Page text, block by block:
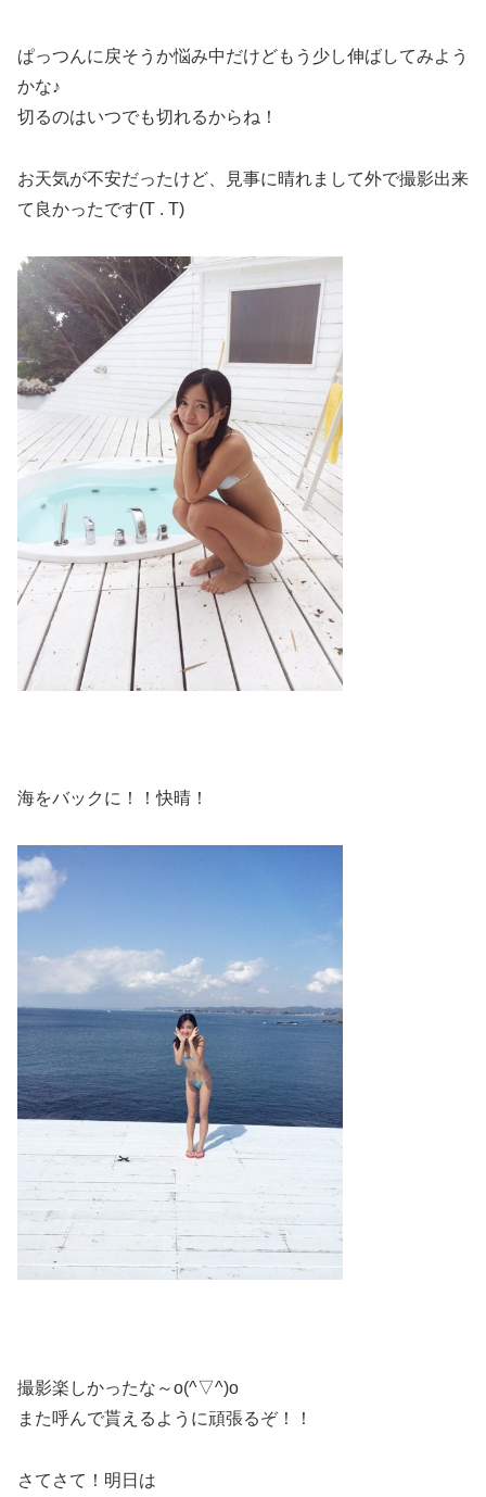
ぱっつんに戻そうか悩み中だけどもう少し伸ばしてみよう
かな♪
切るのはいつでも切れるからね！
お天気が不安だったけど、見事に晴れまして外で撮影出来
て良かったです(T . T)
海をバックに！！快晴！
撮影楽しかったな～o(^▽^)o
また呼んで貰えるように頑張るぞ！！
さてさて！明日は